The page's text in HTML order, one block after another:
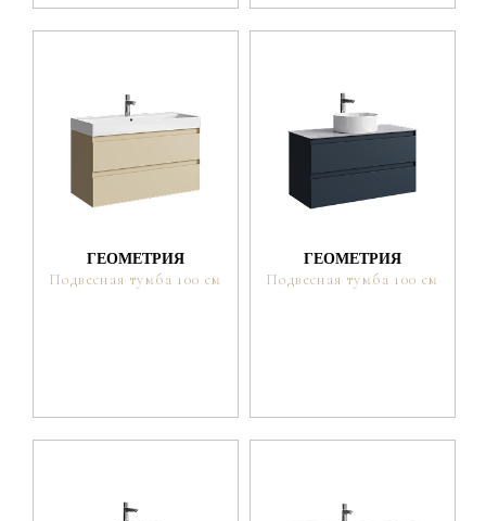
ГЕОМЕТРИЯ
Подвесная тумба 100 см
ГЕОМЕТРИЯ
Подвесная тумба 100 см